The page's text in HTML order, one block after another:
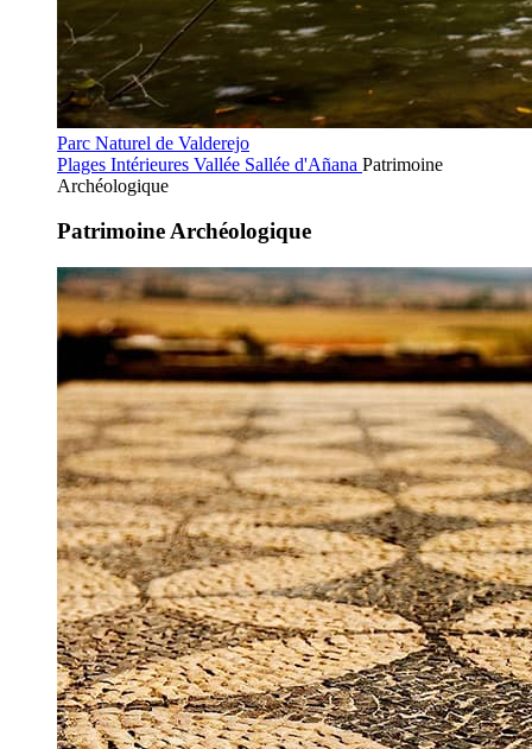
Parc Naturel de Valderejo
Plages Intérieures Vallée Sallée d'Añana Patrimoine
Archéologique
Patrimoine Archéologique